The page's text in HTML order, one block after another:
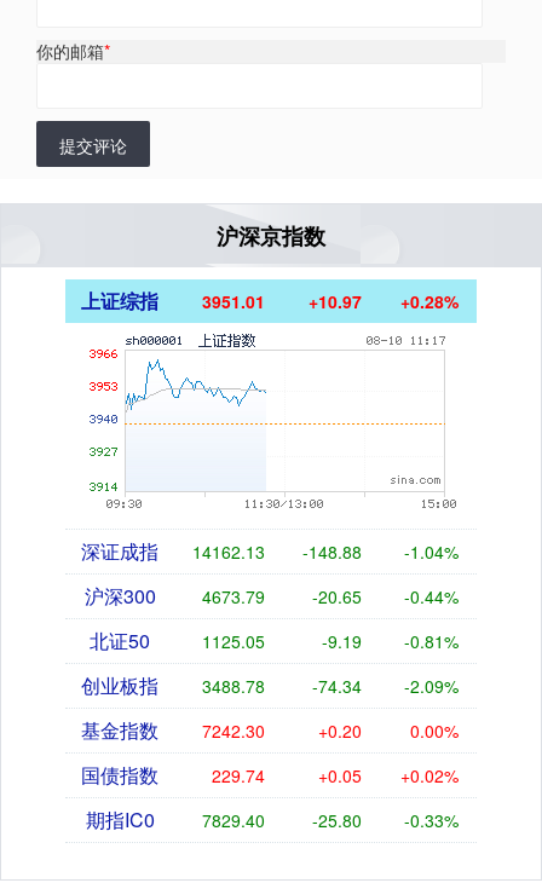
你的邮箱*
提交评论
沪深京指数
上证综指 3951.01 +10.97 +0.28%
深证成指 14162.13 -148.88 -1.04%
沪深300 4673.79 -20.65 -0.44%
北证50 1125.05 -9.19 -0.81%
创业板指 3488.78 -74.34 -2.09%
基金指数 7242.30 +0.20 0.00%
国债指数 229.74 +0.05 +0.02%
期指IC0 7829.40 -25.80 -0.33%